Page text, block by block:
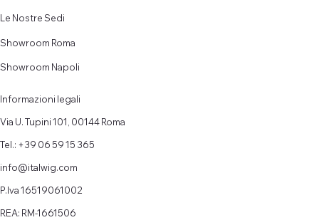
Le Nostre Sedi
Showroom Roma
Showroom Napoli
Informazioni legali
Via U. Tupini 101, 00144 Roma
Tel.: +39 06 59 15 365
info@italwig.com
P.Iva 16519061002
REA: RM-1661506